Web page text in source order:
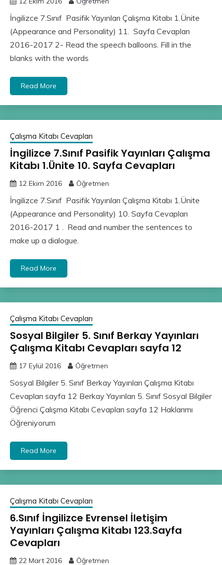
İngilizce 7.Sınıf Pasifik Yayınları Çalışma Kitabı 1.Ünite
(Appearance and Personality) 11. Sayfa Cevapları
2016-2017 2- Read the speech balloons. Fill in the
blanks with the words
Read More
Çalışma Kitabı Cevapları
İngilizce 7.Sınıf Pasifik Yayınları Çalışma
Kitabı 1.Ünite 10. Sayfa Cevapları
12 Ekim 2016 Öğretmen
İngilizce 7.Sınıf Pasifik Yayınları Çalışma Kitabı 1.Ünite
(Appearance and Personality) 10. Sayfa Cevapları
2016-2017 1 . Read and number the sentences to
make up a dialogue.
Read More
Çalışma Kitabı Cevapları
Sosyal Bilgiler 5. Sınıf Berkay Yayınları
Çalışma Kitabı Cevapları sayfa 12
17 Eylül 2016 Öğretmen
Sosyal Bilgiler 5. Sınıf Berkay Yayınları Çalışma Kitabı
Cevapları sayfa 12 Berkay Yayınları 5. Sınıf Sosyal Bilgiler
Öğrenci Çalışma Kitabı Cevapları sayfa 12 Haklarımı
Öğreniyorum
Read More
Çalışma Kitabı Cevapları
6.Sınıf İngilizce Evrensel İletişim
Yayınları Çalışma Kitabı 123.Sayfa
Cevapları
22 Mart 2016 Öğretmen